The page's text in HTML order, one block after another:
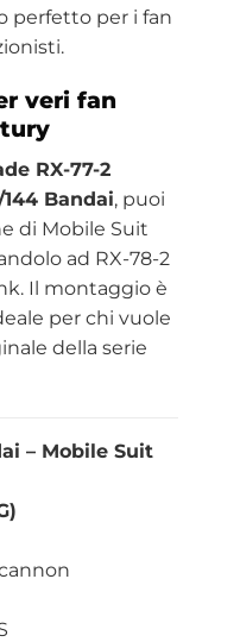
perfetto per i fan
veri fan
RX-77-2
Bandai, puoi
di Mobile Suit
ad RX-78-2
Il montaggio è
per chi vuole
della serie
– Mobile Suit